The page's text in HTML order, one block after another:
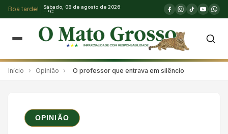
Boa tarde!
Sábado, 08 de agosto de 2026
--°C
Início › Opinião › O professor que entrava em silêncio
OPINIÃO